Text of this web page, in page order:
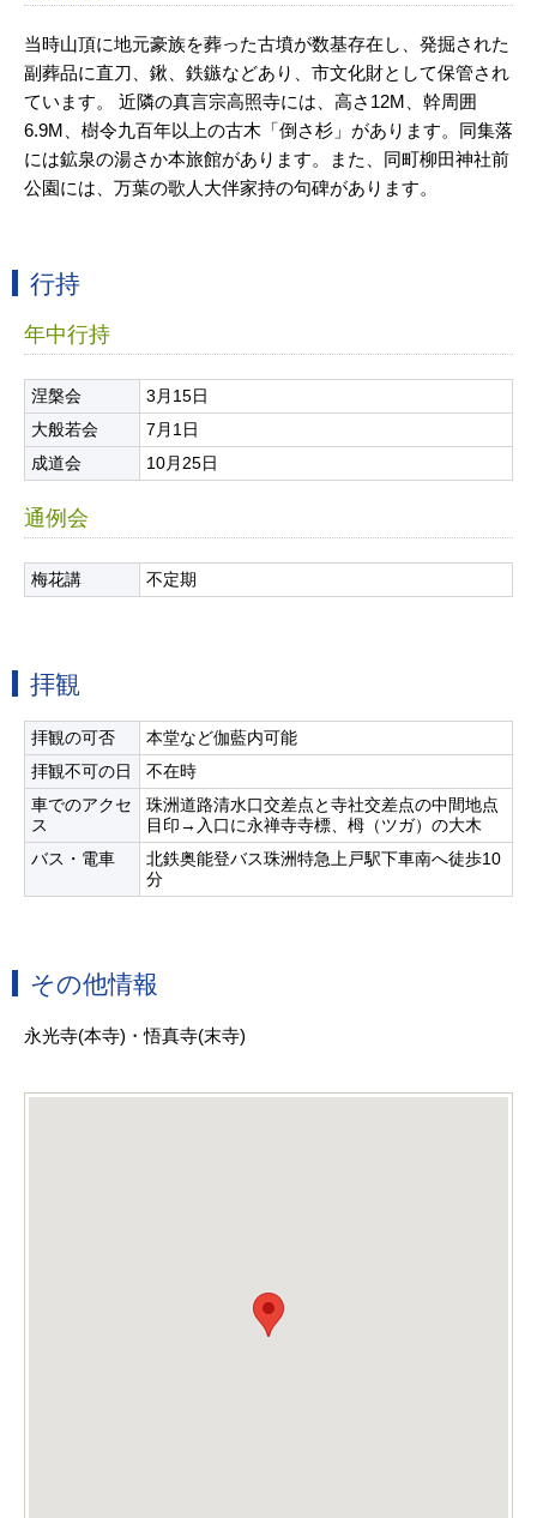
当時山頂に地元豪族を葬った古墳が数基存在し、発掘された
副葬品に直刀、鍬、鉄鏃などあり、市文化財として保管され
ています。 近隣の真言宗高照寺には、高さ12M、幹周囲
6.9M、樹令九百年以上の古木「倒さ杉」があります。同集落
には鉱泉の湯さか本旅館があります。また、同町柳田神社前
公園には、万葉の歌人大伴家持の句碑があります。
行持
年中行持
涅槃会
3月15日
大般若会
7月1日
成道会
10月25日
通例会
梅花講 不定期
拝観
拝観の可否
本堂など伽藍内可能
拝観不可の日
不在時
車でのアクセ
ス
珠洲道路清水口交差点と寺社交差点の中間地点
目印→入口に永禅寺寺標、栂（ツガ）の大木
バス・電車
北鉄奥能登バス珠洲特急上戸駅下車南へ徒歩10
分
その他情報
永光寺(本寺)・悟真寺(末寺)